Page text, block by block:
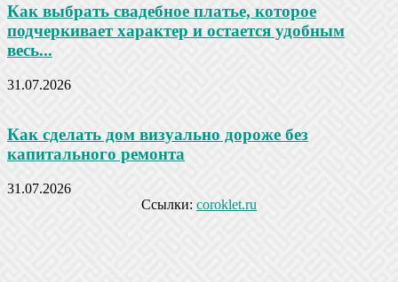
Как выбрать свадебное платье, которое
подчеркивает характер и остается удобным
весь...
31.07.2026
Как сделать дом визуально дороже без
капитального ремонта
31.07.2026
Ссылки: coroklet.ru